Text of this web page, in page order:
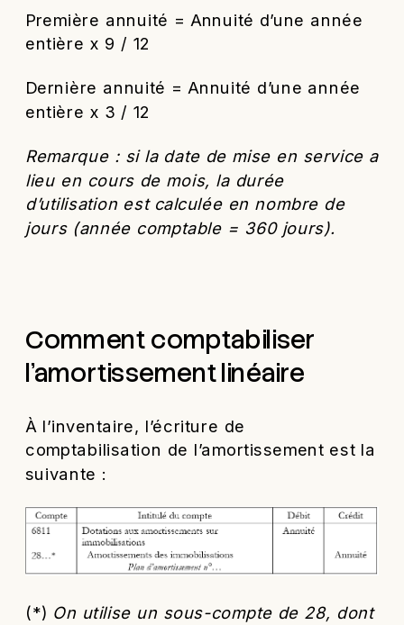
Première annuité = Annuité d’une année
entière x 9 / 12
Dernière annuité = Annuité d’une année
entière x 3 / 12
Remarque : si la date de mise en service a
lieu en cours de mois, la durée
d’utilisation est calculée en nombre de
jours (année comptable = 360 jours).
Comment comptabiliser
l’amortissement linéaire
À l’inventaire, l’écriture de
comptabilisation de l’amortissement est la
suivante :
(*) On utilise un sous-compte de 28, dont